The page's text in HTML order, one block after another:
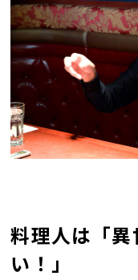
料理人は「
い！」